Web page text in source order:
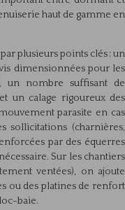
haut de gamme en
plusieurs points clés : un
dimensionnées pour les
un nombre suffisant de
un calage rigoureux des
parasite en cas
sollicitations (charnières,
par des équerres
Sur les chantiers
ventées), on ajoute
ou des platines de renfort
baie.